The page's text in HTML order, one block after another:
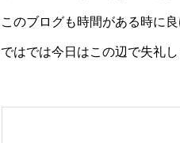
このブログも時間がある時に
ではでは今日はこの辺で失礼し